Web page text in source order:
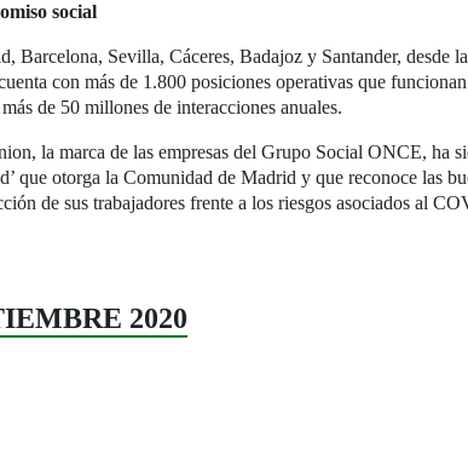
social
Barcelona, Sevilla, Cáceres, Badajoz y Santander, desde
con más de 1.800 posiciones operativas que
de 50 millones de interacciones anuales.
la marca de las empresas del Grupo Social ONCE, ha
que otorga la Comunidad de Madrid y que reconoce las
de sus trabajadores frente a los riesgos asociados al
2020